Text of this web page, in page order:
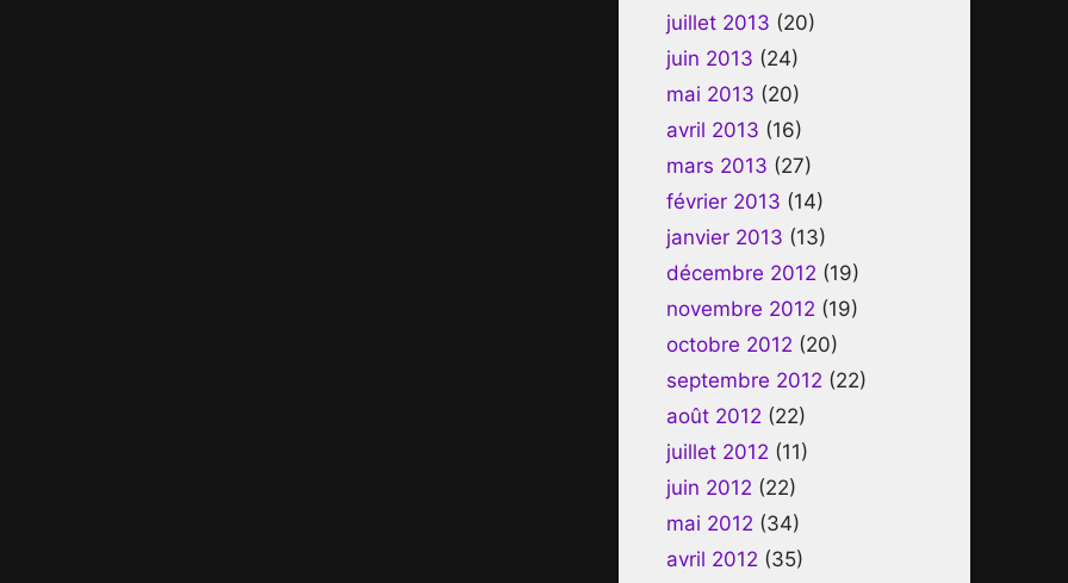
juillet 2013 (20)
juin 2013 (24)
mai 2013 (20)
avril 2013 (16)
mars 2013 (27)
février 2013 (14)
janvier 2013 (13)
décembre 2012 (19)
novembre 2012 (19)
octobre 2012 (20)
septembre 2012 (22)
août 2012 (22)
juillet 2012 (11)
juin 2012 (22)
mai 2012 (34)
avril 2012 (35)